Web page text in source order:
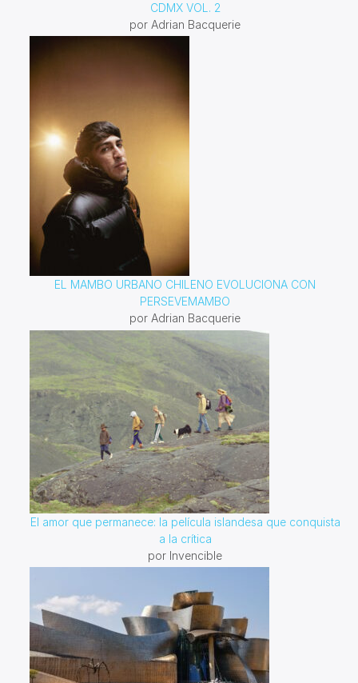
CDMX VOL. 2
por Adrian Bacquerie
EL MAMBO URBANO CHILENO EVOLUCIONA CON
PERSEVEMAMBO
por Adrian Bacquerie
El amor que permanece: la película islandesa que conquista
a la crítica
por Invencible